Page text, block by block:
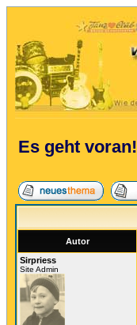
Es geht voran!
Autor
Sirpriess
Site Admin